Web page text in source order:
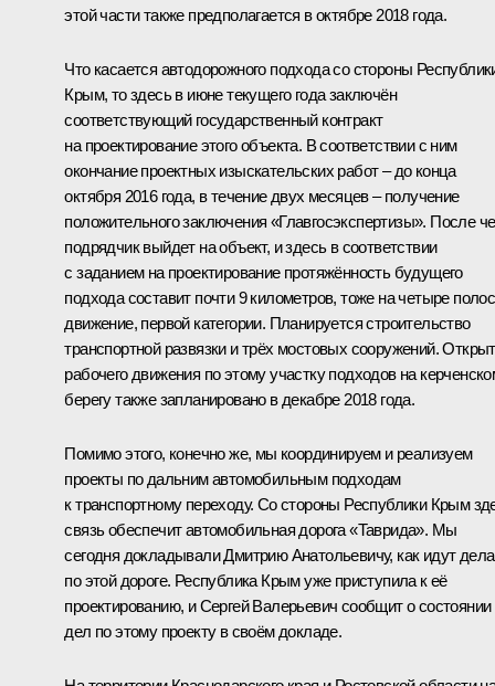
этой части также предполагается в октябре 2018 года.
Что касается автодорожного подхода со стороны
Крым, то здесь в июне текущего года заключён
соответствующий государственный контракт
на проектирование этого объекта. В соответствии с ним
окончание проектных изыскательских работ – до конца
октября 2016 года, в течение двух месяцев – получение
положительного заключения «Главгосэкспертизы». После
подрядчик выйдет на объект, и здесь в соответствии
с заданием на проектирование протяжённость будущего
подхода составит почти 9 километров, тоже на четыре
движение, первой категории. Планируется строительство
транспортной развязки и трёх мостовых сооружений.
рабочего движения по этому участку подходов на
берегу также запланировано в декабре 2018 года.
Помимо этого, конечно же, мы координируем и реализуем
проекты по дальним автомобильным подходам
к транспортному переходу. Со стороны Республики Крым
связь обеспечит автомобильная дорога «Таврида». Мы
сегодня докладывали Дмитрию Анатольевичу, как идут дела
по этой дороге. Республика Крым уже приступила к её
проектированию, и Сергей Валерьевич сообщит о состоянии
дел по этому проекту в своём докладе.